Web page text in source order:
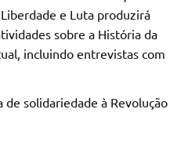
e Luta produzirá
sobre a História da
incluindo entrevistas com
de solidariedade à Revolução